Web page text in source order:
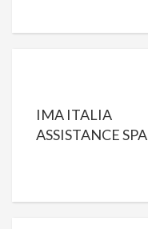
IMA ITALIA
ASSISTANCE SPA